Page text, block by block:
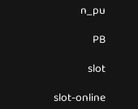
n_pu
PB
slot
slot-online